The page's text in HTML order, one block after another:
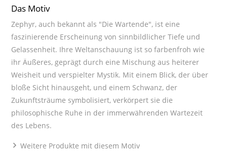
Das Motiv
Zephyr, auch bekannt als "Die Wartende", ist eine
faszinierende Erscheinung von sinnbildlicher Tiefe und
Gelassenheit. Ihre Weltanschauung ist so farbenfroh wie
ihr Äußeres, geprägt durch eine Mischung aus heiterer
Weisheit und verspielter Mystik. Mit einem Blick, der über
bloße Sicht hinausgeht, und einem Schwanz, der
Zukunftsträume symbolisiert, verkörpert sie die
philosophische Ruhe in der immerwährenden Wartezeit
des Lebens.
Weitere Produkte mit diesem Motiv